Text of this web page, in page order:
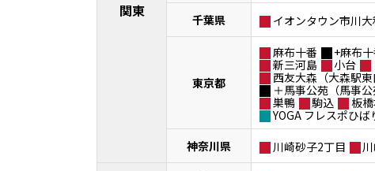
関東
千葉県
イオンタウン市川
東京都
麻布十番 +麻布
新三河島
小台
西友大森（大森駅東
＋馬事公苑（馬事公
巣鴨
駒込 板
YOGA フレスポひば
神奈川県
川崎砂子2丁目